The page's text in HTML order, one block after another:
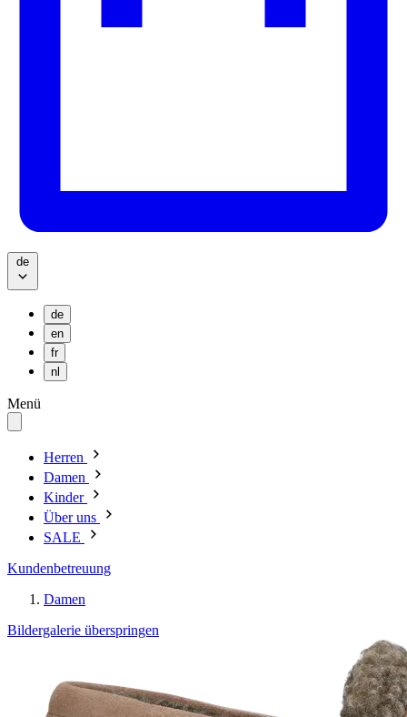
de
de
en
fr
nl
Menü
Herren
Damen
Kinder
Über uns
SALE
Kundenbetreuung
Damen
Bildergalerie überspringen